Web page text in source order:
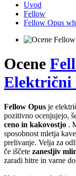
Uvod
Fellow
Fellow Opus
Ocene
Električni
Fellow Opus je
pozitivno ocenjujejo,
ceno in kakovostjo .
sposobnost mletja
prelivanje. Velja za
če iščete zanesljiv
zaradi hitre in varne